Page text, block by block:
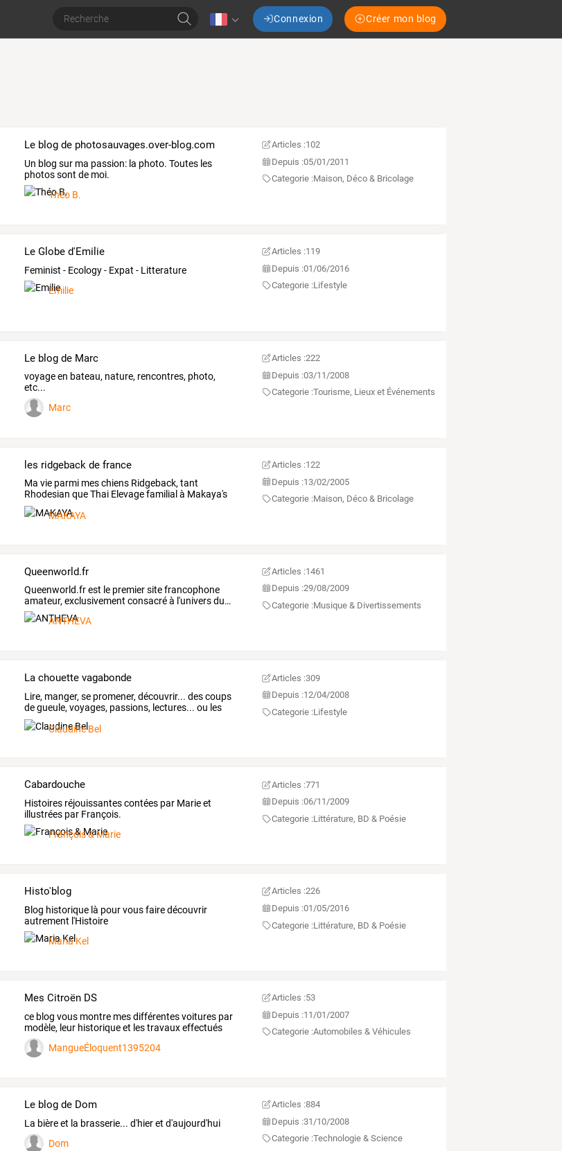
Connexion Créer mon blog
Le blog de photosauvages.over-blog.com
Un blog sur ma passion: la photo. Toutes les
photos sont de moi.
Théo B.
Articles :102
Depuis :05/01/2011
Categorie :Maison, Déco & Bricolage
Le Globe d'Emilie
Feminist - Ecology - Expat - Litterature
Emilie
Articles :119
Depuis :01/06/2016
Categorie :Lifestyle
Le blog de Marc
voyage en bateau, nature, rencontres, photo,
etc...
Marc
Articles :222
Depuis :03/11/2008
Categorie :Tourisme, Lieux et Événements
les ridgeback de france
Ma vie parmi meschiens Ridgeback,tant
Rhodesian queThai Elevagefamilial à Makaya's
Land
MAKAYA
Articles :122
Depuis :13/02/2005
Categorie :Maison, Déco & Bricolage
Queenworld.fr
Queenworld.frest le premiersitefrancophone
amateur, exclusivement consacréà l'universdu…
ANTHEVA
Articles :1461
Depuis :29/08/2009
Categorie :Musique & Divertissements
La chouette vagabonde
Lire, manger, se promener, découvrir... descoups
degueule, voyages, passions, lectures... ou les
derniers
Claudine Bel
Articles :309
Depuis :12/04/2008
Categorie :Lifestyle
Cabardouche
Histoires réjouissantes contées par Marie et
illustrées par François.
François & Marie
Articles :771
Depuis :06/11/2009
Categorie :Littérature, BD & Poésie
Histo'blog
Blog historique là pour vous faire découvrir
autrement l'Histoire
Maria Kel
Articles :226
Depuis :01/05/2016
Categorie :Littérature, BD & Poésie
Mes Citroën DS
ce blog vous montre mes différentes voitures par
modèle, leur historique et les travaux effectués
MangueÉloquent1395204
Articles :53
Depuis :11/01/2007
Categorie :Automobiles & Véhicules
Le blog de Dom
La bière et la brasserie... d'hier et d'aujourd'hui
Dom
Articles :884
Depuis :31/10/2008
Categorie :Technologie & Science